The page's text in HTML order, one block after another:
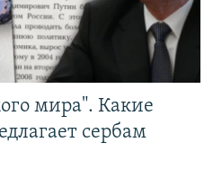
мира". Какие
сербам